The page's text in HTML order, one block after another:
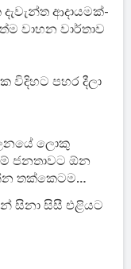
ආදායමක්-
වාහන වාර්තාව
විදිහට පහර දීලා
ලොකු
ජනතාවට ඕන
තක්කෙටම
සිනා සිසී එළියට